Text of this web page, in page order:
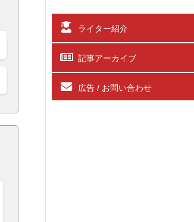
ライター紹介
記事アーカイブ
広告 / お問い合わせ